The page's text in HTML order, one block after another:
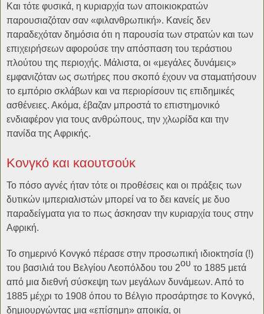
Και τότε φυσικά, η κυριαρχία των αποικιοκρατών
παρουσιαζόταν σαν «φιλανθρωπική». Κανείς δεν
παραδεχόταν δημόσια ότι η παρουσία των στρατών και των
επιχειρήσεων αφορούσε την απόσπαση του τεράστιου
πλούτου της περιοχής. Μάλιστα, οι «μεγάλες δυνάμεις»
εμφανιζόταν ως σωτήρες που σκοπό έχουν να σταματήσουν
το εμπόριο σκλάβων και να περιορίσουν τις επιδημικές
ασθένειες. Ακόμα, έβαζαν μπροστά το επιστημονικό
ενδιαφέρον για τους ανθρώπους, την χλωρίδα και την
πανίδα της Αφρικής.
Κονγκό και καουτσούκ
Το πόσο αγνές ήταν τότε οι προθέσεις και οι πράξεις των
δυτικών ιμπεριαλιστών μπορεί να το δει κανείς με δυο
παραδείγματα για το πως άσκησαν την κυριαρχία τους στην
Αφρική.
Το σημερινό Κονγκό πέρασε στην προσωπική ιδιοκτησία (!)
του βασιλιά του Βελγίου Λεοπόλδου του 2ου το 1885 μετά
από μια διεθνή σύσκεψη των μεγάλων δυνάμεων. Από το
1885 μέχρι το 1908 όπου το Βέλγιο προσάρτησε το Κονγκό,
δημιουργώντας μια «επίσημη» αποικία, οι